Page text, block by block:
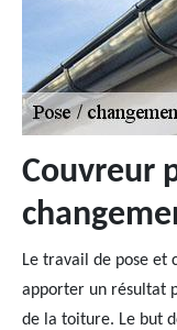
Couvreur
Le travail de pose et
apporter un résultat
de la toiture. Le but